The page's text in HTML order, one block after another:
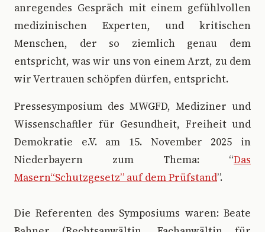
anregendes Gespräch mit einem gefühlvollen
medizinischen Experten, und kritischen
Menschen, der so ziemlich genau dem
entspricht, was wir uns von einem Arzt, zu dem
wir Vertrauen schöpfen dürfen, entspricht.
Pressesymposium des MWGFD, Mediziner und
Wissenschaftler für Gesundheit, Freiheit und
Demokratie e.V. am 15. November 2025 in
Niederbayern zum Thema: “Das
Masern“Schutzgesetz” auf dem Prüfstand”.
Die Referenten des Symposiums waren: Beate